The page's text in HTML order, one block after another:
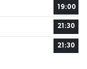
19:00
21:30
21:30